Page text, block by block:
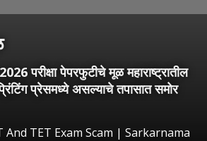
परीक्षा पेपरफुटीचे मूळ महाराष्ट्रातील
प्रेसमध्ये असल्याचे तपासात समोर
And TET Exam Scam | Sarkarnama